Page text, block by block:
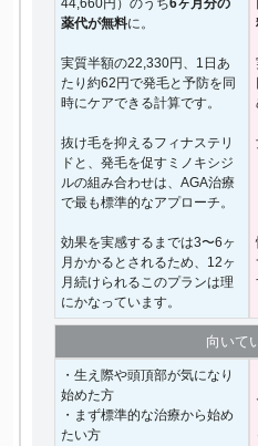
44,660円）のうち6ヶ月分の
薬代が無料に。
実質半額の22,330円、1日あ
たり約62円で発毛と予防を同
時にケアできる計算です。
抜け毛を抑えるフィナステリ
ドと、発毛を促すミノキシジ
ルの組み合わせは、AGA治療
で最も標準的なアプローチ。
効果を実感するまでは3〜6ヶ
月かかるとされるため、12ヶ
月続けられるこのプランは理
にかなっています。
向いて
・生え際や頭頂部が気になり
始めた方
・まず標準的な治療から始め
たい方